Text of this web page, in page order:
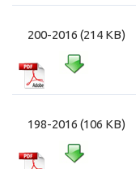
200-2016 (214 KB)
198-2016 (106 KB)